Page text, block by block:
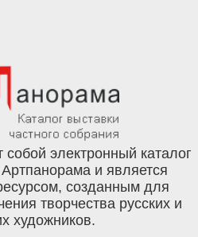
собой электронный каталог
и является
созданным для
творчества русских и
художников.